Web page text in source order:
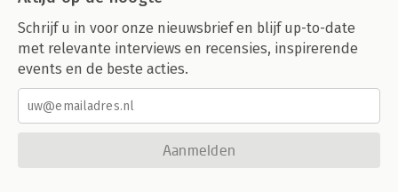
-Inleiding
-Organisch samenwerken
-Afstemming, informatie-uitwisseling en kennisdeling
-Conclusies
Schrijf u in voor onze nieuwsbrief en blijf up-to-date
met relevante interviews en recensies, inspirerende
events en de beste acties.
Aanmelden